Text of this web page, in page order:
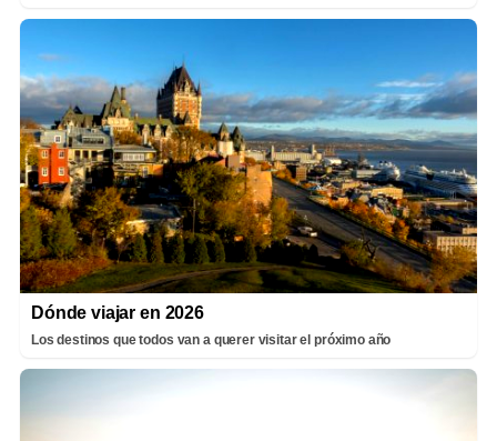
Dónde viajar en 2026
Los destinos que todos van a querer visitar el próximo año